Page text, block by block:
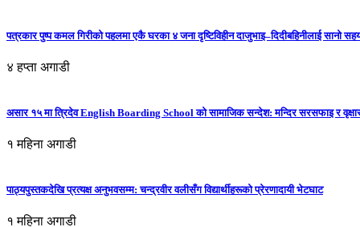
पत्रकार पुष्प कमल गिरीको पहलमा एकै घरका ४ जना दृष्टिविहीन दाजुभाइ–दिदीबहिनीलाई सानो
४ हप्ता अगाडी
असार १५ मा त्रिदेव English Boarding School को सामाजिक सन्देश: मन्दिर सरसफाइ र
१ महिना अगाडी
पाठ्यपुस्तकदेखि प्रत्यक्ष अनुभवसम्म: चन्द्रवीर वलीसँग विद्यार्थीहरूको प्रेरणादायी भेटघाट
१ महिना अगाडी